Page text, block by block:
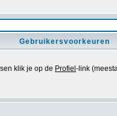
Gebruikersvoorkeuren
klik je op de Profiel -link